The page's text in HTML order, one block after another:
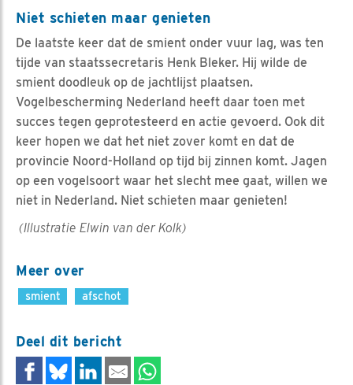
Niet schieten maar genieten
De laatste keer dat de smient onder vuur lag, was ten
tijde van staatssecretaris Henk Bleker. Hij wilde de
smient doodleuk op de jachtlijst plaatsen.
Vogelbescherming Nederland heeft daar toen met
succes tegen geprotesteerd en actie gevoerd. Ook dit
keer hopen we dat het niet zover komt en dat de
provincie Noord-Holland op tijd bij zinnen komt. Jagen
op een vogelsoort waar het slecht mee gaat, willen we
niet in Nederland. Niet schieten maar genieten!
(Illustratie Elwin van der Kolk)
Meer over
smient afschot
Deel dit bericht